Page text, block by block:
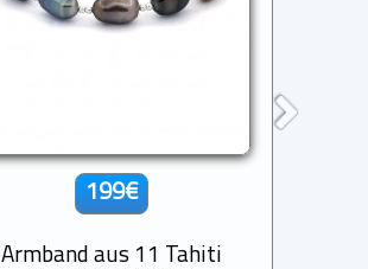
199€
Armband aus 11 Tahiti